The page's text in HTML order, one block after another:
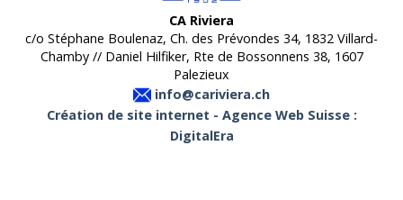
CA Riviera
c/o Stéphane Boulenaz, Ch. des Prévondes 34, 1832 Villard-
Chamby // Daniel Hilfiker, Rte de Bossonnens 38, 1607
Palezieux
info@cariviera.ch
Création de site internet - Agence Web Suisse :
DigitalEra